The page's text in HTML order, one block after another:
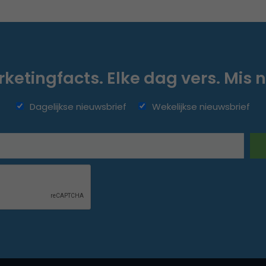
Elke dag vers. Mis
Dagelijkse nieuwsbrief Wekelijkse nieuwsbrief